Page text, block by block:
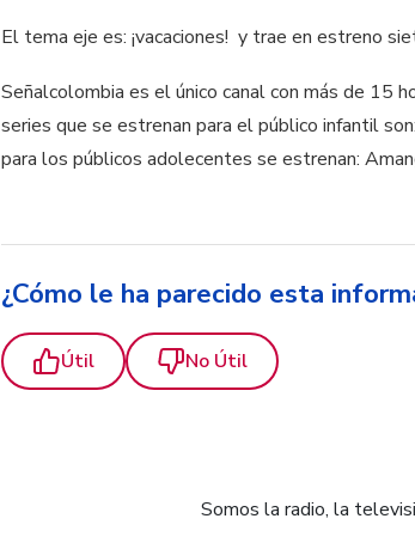
El tema eje es: ¡vacaciones! y trae en estreno
Señalcolombia es el único canal con más de 15
series que se estrenan para el público infantil
para los públicos adolecentes se estrenan:
¿Cómo le ha parecido esta
Útil No Útil
Somos la radio, la